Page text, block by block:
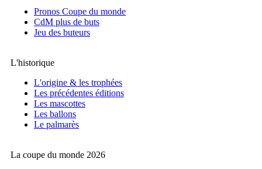
Pronos Coupe du monde
CdM plus de buts
Jeu des buteurs
L'historique
L'origine & les trophées
Les précédentes éditions
Les mascottes
Les ballons
Le palmarès
La coupe du monde 2026